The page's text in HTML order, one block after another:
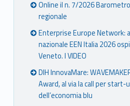
Online il n. 7/2026
regionale
Enterprise Europe Network:
nazionale EEN Italia 2026
Veneto. I VIDEO
DIH InnovaMare:
Award, al via la call per start-
dell’economia blu